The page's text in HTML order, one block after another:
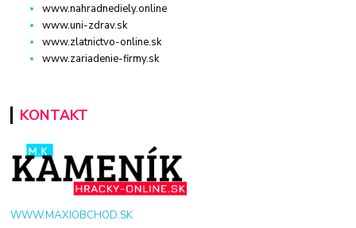
www.nahradnediely.online
www.uni-zdrav.sk
www.zlatnictvo-online.sk
www.zariadenie-firmy.sk
KONTAKT
WWW.MAXIOBCHOD.SK